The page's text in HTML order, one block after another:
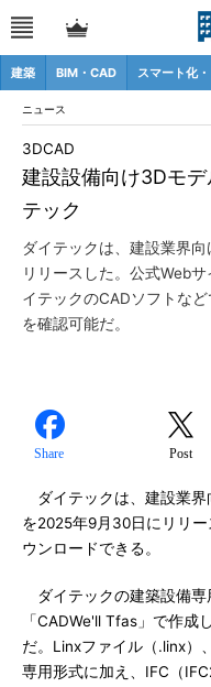
建築 BIM・CAD スマート化
ニュース
建設設備向け3Dモ
テック
3DCAD
ダイテックは、建設業界
リリースした。公式Web
イテックのCADソフトな
を確認可能だ。
Share Post
ダイテックは、建設業界
を2025年9月30日にリリー
ウンロードできる。
ダイテックの建築設備専
「CADWe'll Tfas」で作成
だ。Linxファイル（.linx）
専用形式に加え、IFC（